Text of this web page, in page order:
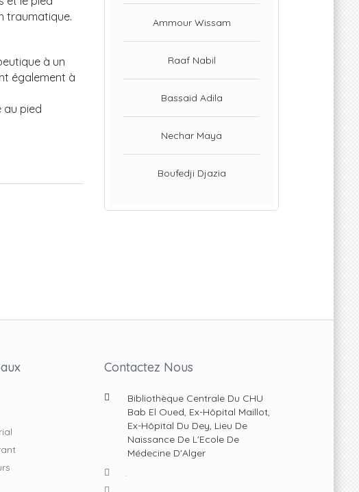
traumatique.
à un
également à
au pied
Ammour Wissam
Raaf Nabil
Bassaid Adila
Nechar Maya
Boufedji Djazia
Contactez Nous
Bibliothèque Centrale Du CHU
Bab El Oued, Ex-Hôpital Maillot,
Ex-Hôpital Du Dey, Lieu De
Naissance De L'Ecole De
Médecine D'Alger
.